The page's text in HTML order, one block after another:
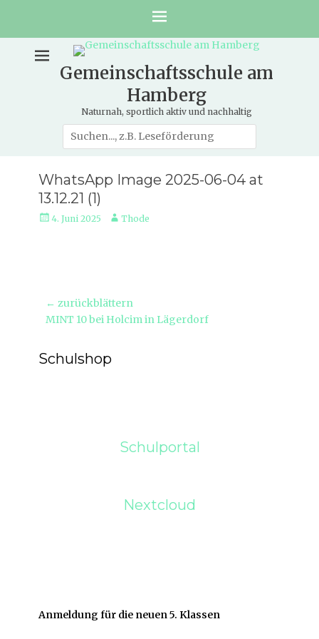
Gemeinschaftsschule am
Hamberg
Naturnah, sportlich aktiv und nachhaltig
Suche
nach:
WhatsApp Image 2025-06-04 at
13.12.21 (1)
Veröffentlicht
4. Juni 2025 AutorThode
Beitragsnavigation
← zurückblättern
Vorheriger
MINT 10 bei Holcim in Lägerdorf
Schulshop
Schulportal
Nextcloud
Anmeldung für die neuen 5. Klassen